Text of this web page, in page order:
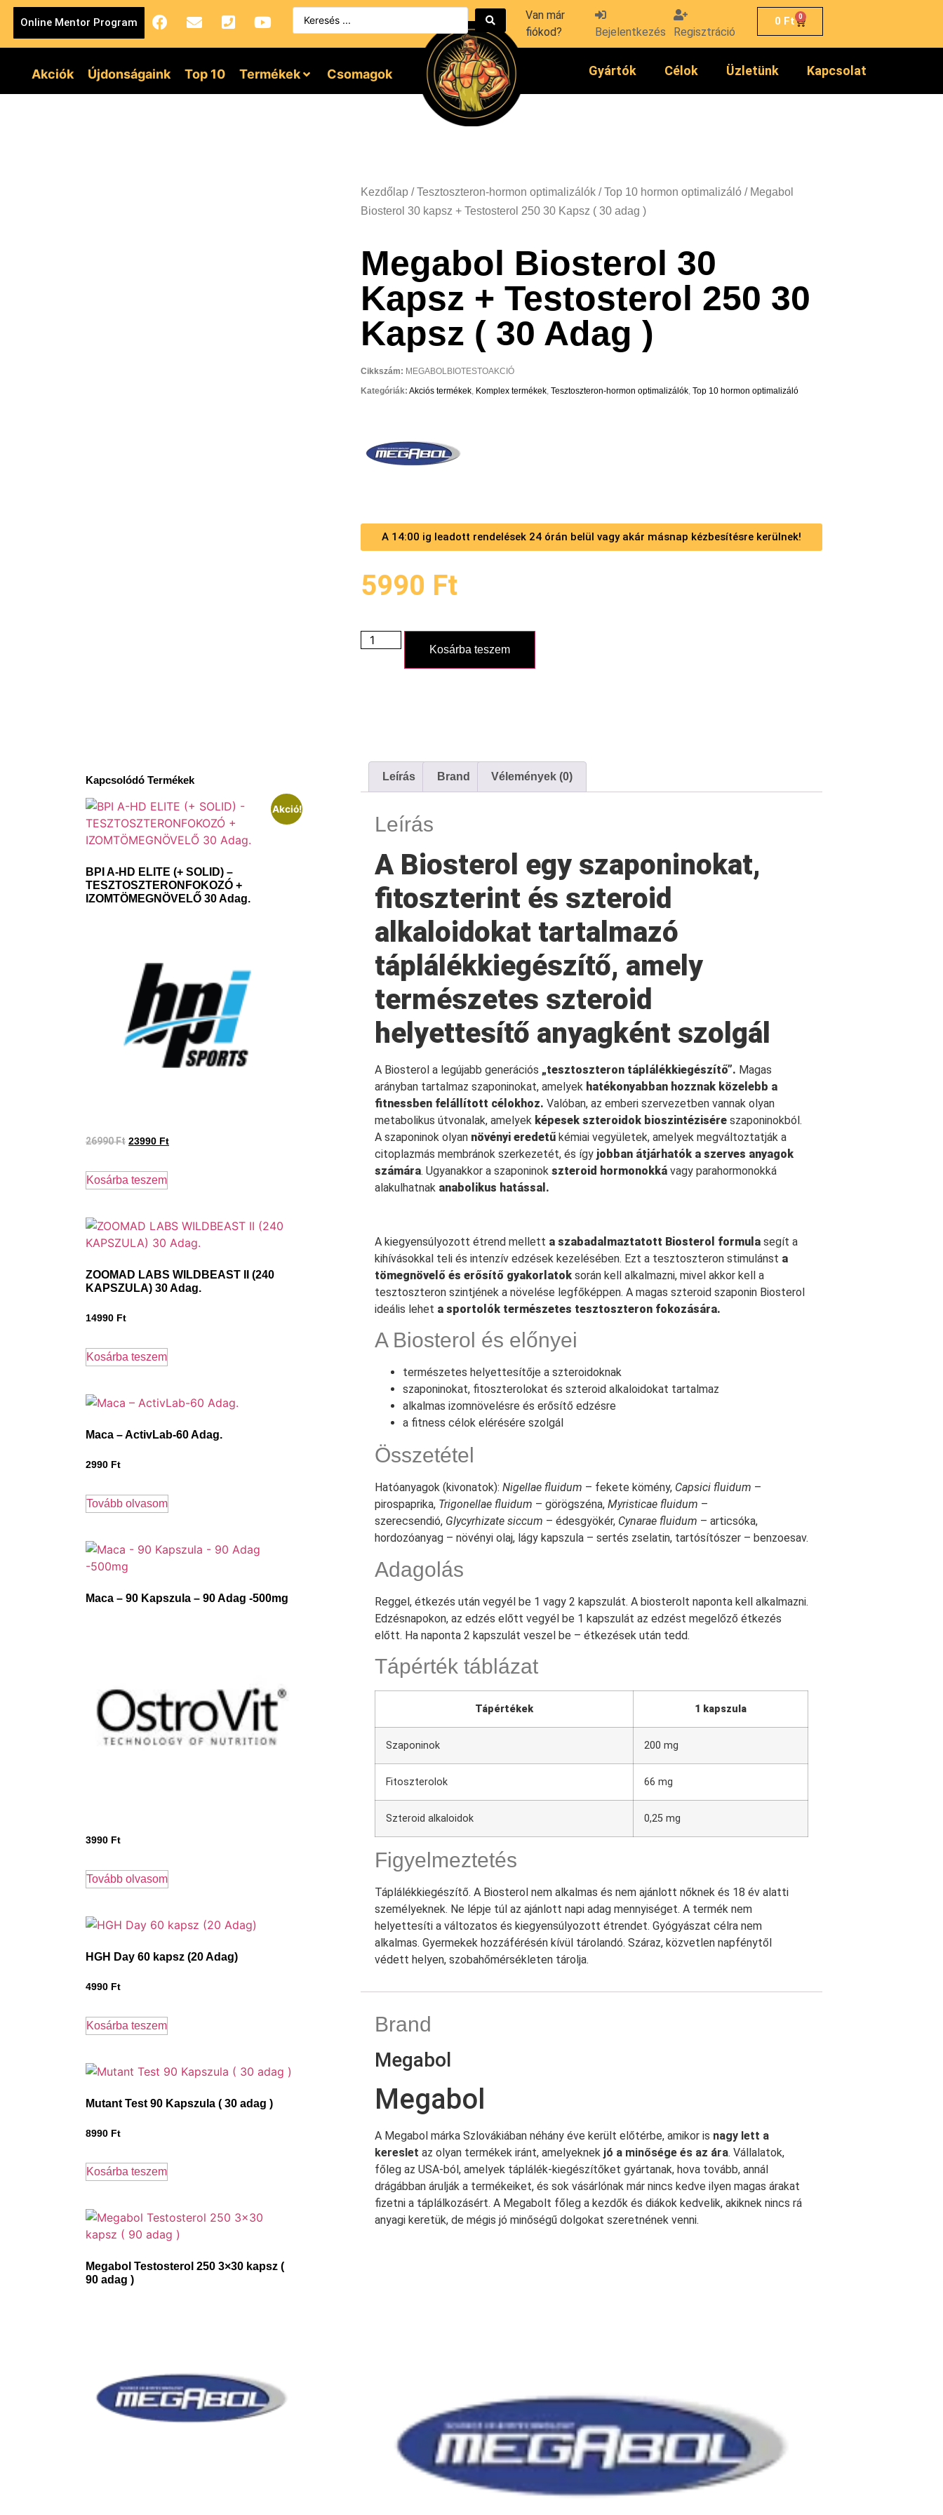
Online Mentor Program
Van már
fiókod?
Bejelentkezés Regisztráció
0 Ft 0
Akciók Újdonságaink Top 10 Termékek Csomagok Gyártók Célok Üzletünk Kapcsolat
Kezdőlap /Tesztoszteron-hormon optimalizálók /Top 10 hormon optimalizáló / Megabol
Biosterol 30 kapsz + Testosterol 250 30 Kapsz ( 30 adag )
Megabol Biosterol 30
Kapsz + Testosterol 250 30
Kapsz ( 30 Adag )
Cikkszám: MEGABOLBIOTESTOAKCIÓ
Kategóriák: Akciós termékek, Komplex termékek, Tesztoszteron-hormon optimalizálók, Top 10 hormon optimalizáló
A 14:00 ig leadott rendelések 24 órán belül vagy akár másnap kézbesítésre kerülnek!
5990 Ft
Kosárba teszem
Kapcsolódó Termékek
Akció!
BPI A-HD ELITE (+ SOLID) –
TESZTOSZTERONFOKOZÓ +
IZOMTÖMEGNÖVELŐ 30 Adag.
26990Ft 23990 Ft
Kosárba teszem
ZOOMAD LABS WILDBEAST II (240
KAPSZULA) 30 Adag.
14990 Ft
Kosárba teszem
Maca – ActivLab-60 Adag.
2990 Ft
Tovább olvasom
Maca – 90 Kapszula – 90 Adag -500mg
3990 Ft
Tovább olvasom
HGH Day 60 kapsz (20 Adag)
4990 Ft
Kosárba teszem
Mutant Test 90 Kapszula ( 30 adag )
8990 Ft
Kosárba teszem
Megabol Testosterol 250 3×30 kapsz (
90 adag )
Leírás Brand Vélemények (0)
Leírás
A Biosterol egy szaponinokat,
fitoszterint és szteroid
alkaloidokat tartalmazó
táplálékkiegészítő, amely
természetes szteroid
helyettesítő anyagként szolgál
A Biosterol a legújabb generációs „tesztoszteron táplálékkiegészítő”. Magas
arányban tartalmaz szaponinokat, amelyek hatékonyabban hozznak közelebb a
fitnessben felállított célokhoz. Valóban, az emberi szervezetben vannak olyan
metabolikus útvonalak, amelyek képesek szteroidok bioszintézisére szaponinokból.
A szaponinok olyan növényi eredetű kémiai vegyületek, amelyek megváltoztatják a
citoplazmás membránok szerkezetét, és így jobban átjárhatók a szerves anyagok
számára. Ugyanakkor a szaponinok szteroid hormonokká vagy parahormonokká
alakulhatnak anabolikus hatással .
A kiegyensúlyozott étrend mellett a szabadalmaztatott Biosterol formula segít a
kihívásokkal teli és intenzív edzések kezelésében. Ezt a tesztoszteron stimulánst a
tömegnövelő és erősítő gyakorlatok során kell alkalmazni, mivel akkor kell a
tesztoszteron szintjének a növelése legfőképpen. A magas szteroid szaponin Biosterol
ideális lehet a sportolók természetes tesztoszteron fokozására.
A Biosterol és előnyei
természetes helyettesítője a szteroidoknak
szaponinokat, fitoszterolokat és szteroid alkaloidokat tartalmaz
alkalmas izomnövelésre és erősítő edzésre
a fitness célok elérésére szolgál
Összetétel
Hatóanyagok (kivonatok): Nigellae fluidum – fekete kömény, Capsici fluidum –
pirospaprika, Trigonellae fluidum – görögszéna, Myristicae fluidum –
szerecsendió, Glycyrhizate siccum – édesgyökér, Cynarae fluidum – articsóka,
hordozóanyag – növényi olaj, lágy kapszula – sertés zselatin, tartósítószer – benzoesav.
Adagolás
Reggel, étkezés után vegyél be 1 vagy 2 kapszulát. A biosterolt naponta kell alkalmazni.
Edzésnapokon, az edzés előtt vegyél be 1 kapszulát az edzést megelőző étkezés
előtt. Ha naponta 2 kapszulát veszel be – étkezések után tedd.
Tápérték táblázat
Tápértékek 1 kapszula
Szaponinok 200 mg
Fitoszterolok 66 mg
Szteroid alkaloidok 0,25 mg
Figyelmeztetés
Táplálékkiegészítő. A Biosterol nem alkalmas és nem ajánlott nőknek és 18 év alatti
személyeknek. Ne lépje túl az ajánlott napi adag mennyiséget. A termék nem
helyettesíti a változatos és kiegyensúlyozott étrendet. Gyógyászat célra nem
alkalmas. Gyermekek hozzáférésén kívül tárolandó. Száraz, közvetlen napfénytől
védett helyen, szobahőmérsékleten tárolja.
Brand
Megabol
Megabol
A Megabol márka Szlovákiában néhány éve került előtérbe, amikor is nagy lett a
kereslet az olyan termékek iránt, amelyeknek jó a minősége és az ára. Vállalatok,
főleg az USA-ból, amelyek táplálék-kiegészítőket gyártanak, hova tovább, annál
drágábban árulják a termékeiket, és sok vásárlónak már nincs kedve ilyen magas árakat
fizetni a táplálkozásért. A Megabolt főleg a kezdők és diákok kedvelik, akiknek nincs rá
anyagi keretük, de mégis jó minőségű dolgokat szeretnének venni.